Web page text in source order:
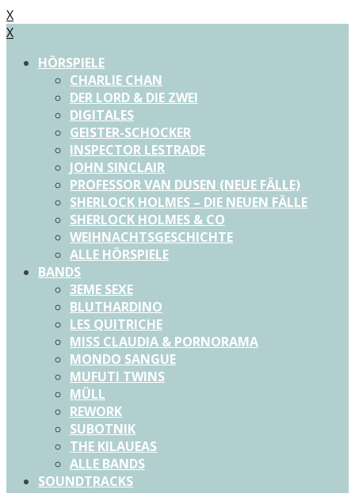
X
X
HÖRSPIELE
CHARLIE CHAN
DER LORD & DIE ZWEI
DIGITALES
GEISTER-SCHOCKER
INSPECTOR LESTRADE
JOHN SINCLAIR
PROFESSOR VAN DUSEN (NEUE FÄLLE)
SHERLOCK HOLMES – DIE NEUEN FÄLLE
SHERLOCK HOLMES & CO
WEIHNACHTSGESCHICHTE
ALLE HÖRSPIELE
BANDS
3EME SEXE
BLUTHARDINO
LES QUITRICHE
MISS CLAUDIA & PORNORAMA
MONDO SANGUE
MUFUTI TWINS
MÜLL
REWORK
SUBOTNIK
THE KILAUEAS
ALLE BANDS
SOUNDTRACKS